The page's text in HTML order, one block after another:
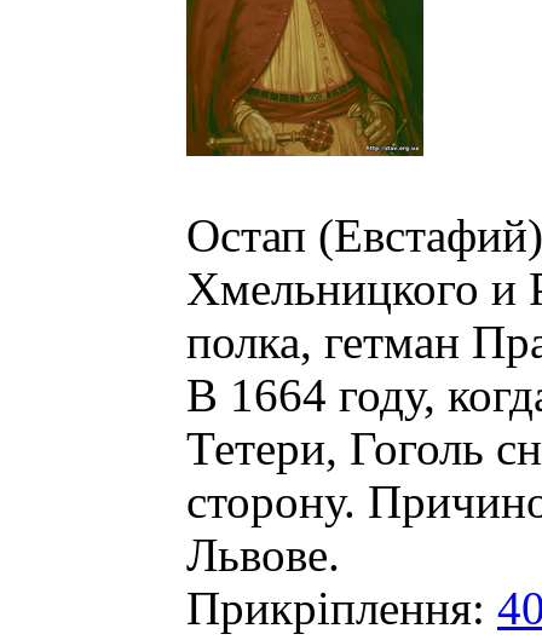
Остап
Хмельницкого и
полка, гетман
В 1664 году,
Тетери, Гоголь
сторону.
Львове.
Прикріплення: